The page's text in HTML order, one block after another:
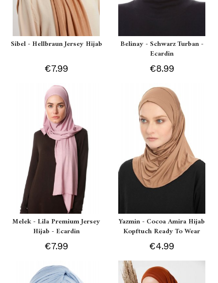
Sibel - Hellbraun Jersey Hijab
€7.99
Belinay - Schwarz Turban -
Ecardin
€8.99
Melek - Lila Premium Jersey
Hijab - Ecardin
€7.99
Yazmin - Cocoa Amira Hijab
Kopftuch Ready To Wear
€4.99